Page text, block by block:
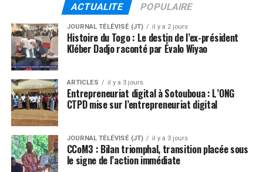
ACTUALITE POPULAIRE
JOURNAL TÉLÉVISÉ (JT) il y a 2 jours
Histoire du Togo : Le destin de l’ex-président
Kléber Dadjo raconté par Évalo Wiyao
ARTICLES il y a 3 jours
Entrepreneuriat digital à Sotouboua : L’ONG
CTPD mise sur l’entrepreneuriat digital
JOURNAL TÉLÉVISÉ (JT) il y a 3 jours
CCoM3 : Bilan triomphal, transition placée sous
le signe de l’action immédiate